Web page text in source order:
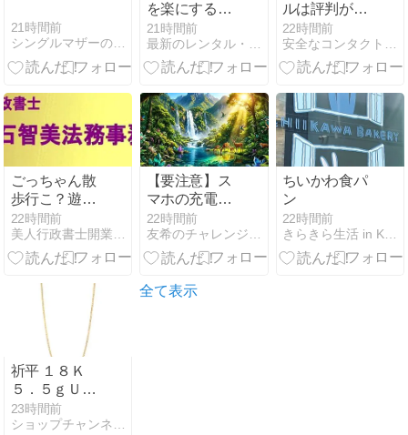
21時間前
シングルマザーの日韓恋愛
を楽にする宅
配食サービス
｜火を使わず
食事を用意す
21時間前
ルは評判が悪
い？｜良い口
コミ・送料・
処方箋・返品
説
22時間前
ごっちゃん散
歩行こ？遊
ぼ？ごはん？
おやつ？あい
たい
22時間前
【要注意】ス
マホの充電と
同じ？心がザ
ワザワ、体が
ダルい原因
22時間前
ちいかわ食パ
ン
22時間前
祈平 １８Ｋ
５．５ｇＵＰ
８面ダブル 喜
平チェーン ロ
23時間前
全て表示